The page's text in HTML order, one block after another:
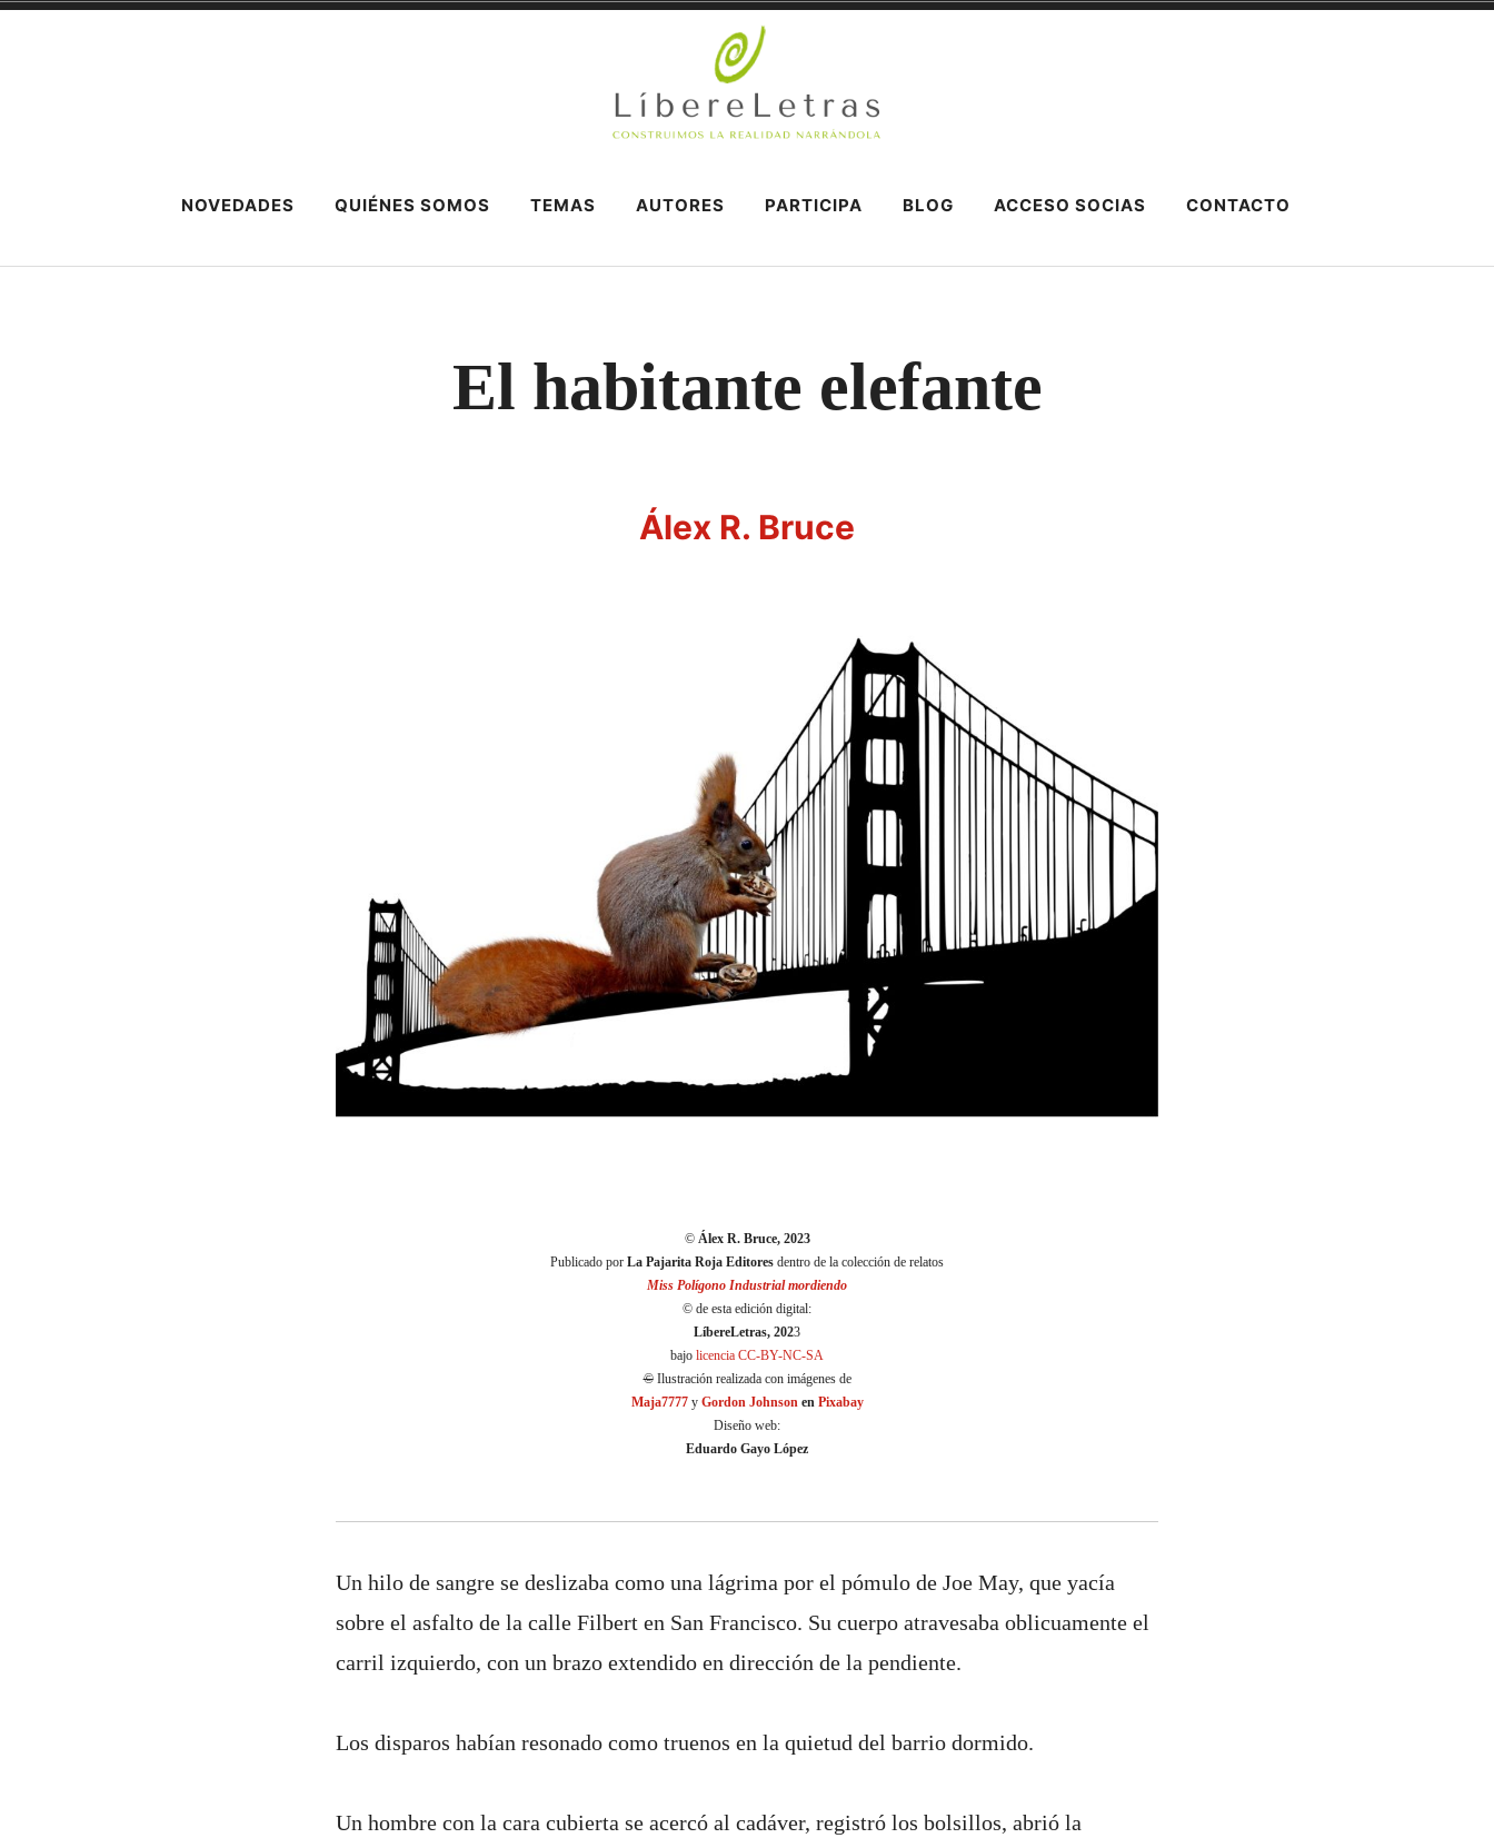
LíbereLetras
CONSTRUIMOS NUESTRA REALIDAD NARRÁNDOLA
NOVEDADES QUIÉNES SOMOS TEMAS AUTORES PARTICIPA BLOG ACCESO SOCIAS CONTACTO
El habitante elefante
Álex R. Bruce
© Álex R. Bruce, 2023
Publicado por La Pajarita Roja Editores dentro de la colección de relatos
Miss Polígono Industrial mordiendo
© de esta edición digital:
LíbereLetras, 2023
bajo licencia CC-BY-NC-SA
©Ilustración realizada con imágenes de
Maja7777y Gordon Johnsonen Pixabay
Diseño web:
Eduardo Gayo López
Un hilo de sangre se deslizaba como una lágrima por el pómulo de Joe May, que yacía
sobre el asfalto de la calle Filbert en San Francisco. Su cuerpo atravesaba oblicuamente el
carril izquierdo, con un brazo extendido en dirección de la pendiente.
Los disparos habían resonado como truenos en la quietud del barrio dormido.
Un hombre con la cara cubierta se acercó al cadáver, registró los bolsillos, abrió la